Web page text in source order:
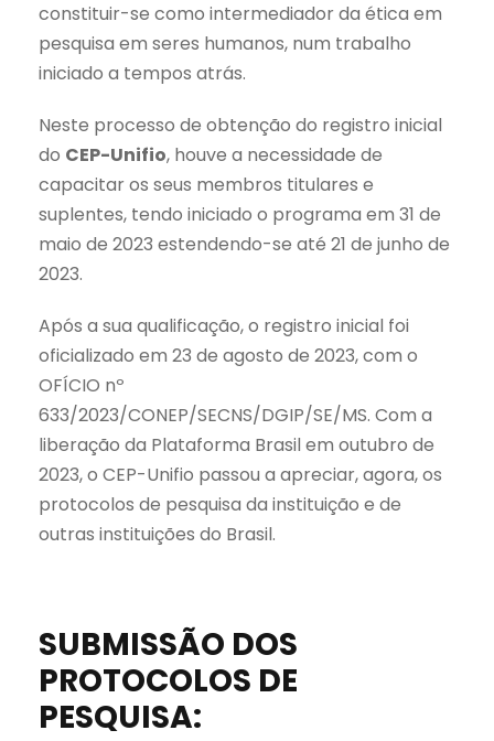
constituir-se como intermediador da ética em
pesquisa em seres humanos, num trabalho
iniciado a tempos atrás.
Neste processo de obtenção do registro inicial
do CEP-Unifio, houve a necessidade de
capacitar os seus membros titulares e
suplentes, tendo iniciado o programa em 31 de
maio de 2023 estendendo-se até 21 de junho de
2023.
Após a sua qualificação, o registro inicial foi
oficializado em 23 de agosto de 2023, com o
OFÍCIO nº
633/2023/CONEP/SECNS/DGIP/SE/MS. Com a
liberação da Plataforma Brasil em outubro de
2023, o CEP-Unifio passou a apreciar, agora, os
protocolos de pesquisa da instituição e de
outras instituições do Brasil.
SUBMISSÃO DOS
PROTOCOLOS DE
PESQUISA: